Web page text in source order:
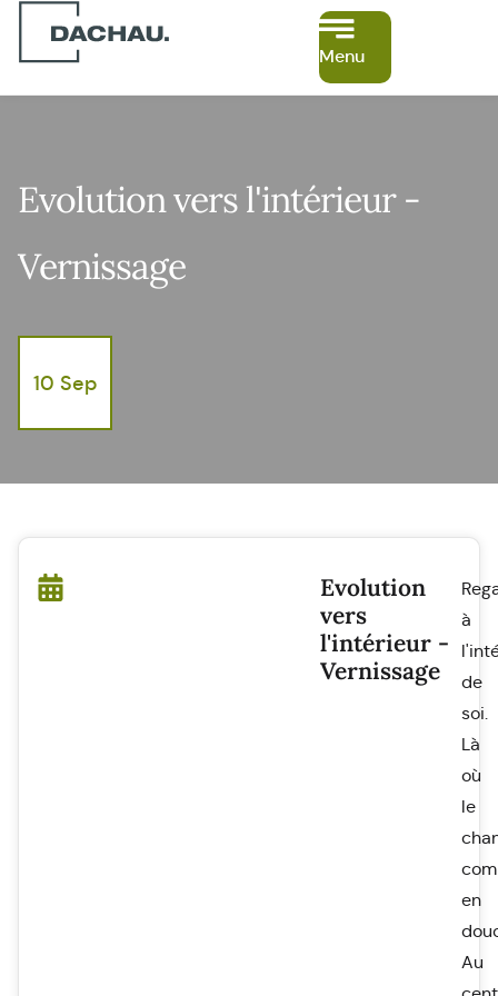
Menu
Evolution vers l'intérieur -
Vernissage
10 Sep
Evolution
vers
l'intérieur -
Vernissage
à
de
soi.
Là
où
le
en
Au